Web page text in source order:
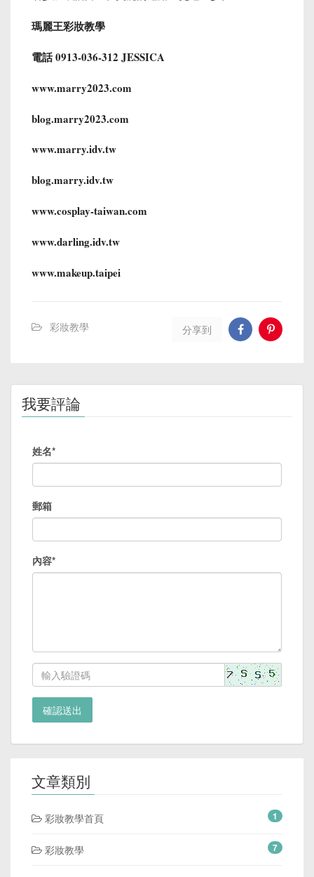
瑪麗王彩妝教學
電話 0913-036-312 JESSICA
www.marry2023.com
blog.marry2023.com
www.marry.idv.tw
blog.marry.idv.tw
www.cosplay-taiwan.com
www.darling.idv.tw
www.makeup.taipei
彩妝教學 分享到
我要評論
姓名*
郵箱
內容*
確認送出
文章類別
彩妝教學首頁 1
彩妝教學 7